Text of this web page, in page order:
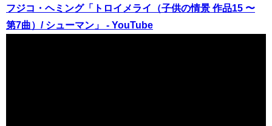
フジコ・ヘミング「トロイメライ（子供の情景 作品15 〜
第7曲）/ シューマン」 - YouTube